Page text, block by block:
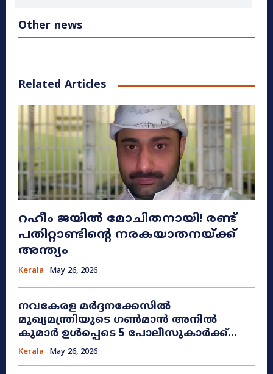
Other news
Related Articles
റഹീം ജയിൽ മോചിതനായി! രണ്ട്
പതിറ്റാണ്ടിന്റെ നരകയാതനയ്ക്ക്
അന്ത്യം
Kerala May 26, 2026
നവകേരള മർദ്ദനക്കേസിൽ
മുഖ്യമന്ത്രിയുടെ ഗൺമാൻ അനിൽ
കുമാർ ഉൾപ്പെടെ 5 പോലീസുകാർക്ക്...
Kerala May 26, 2026